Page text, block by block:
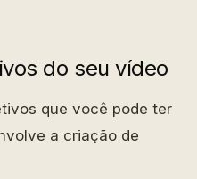
do seu vídeo
que você pode ter
a criação de